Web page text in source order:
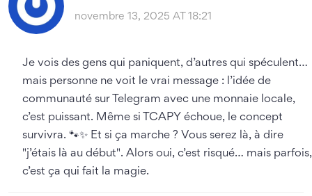
novembre 13, 2025 AT 18:21
Je vois des gens qui paniquent, d’autres qui spéculent…
mais personne ne voit le vrai message : l’idée de
communauté sur Telegram avec une monnaie locale,
c’est puissant. Même si TCAPY échoue, le concept
survivra. 🐾✨ Et si ça marche ? Vous serez là, à dire
"j’étais là au début". Alors oui, c’est risqué… mais parfois,
c’est ça qui fait la magie.